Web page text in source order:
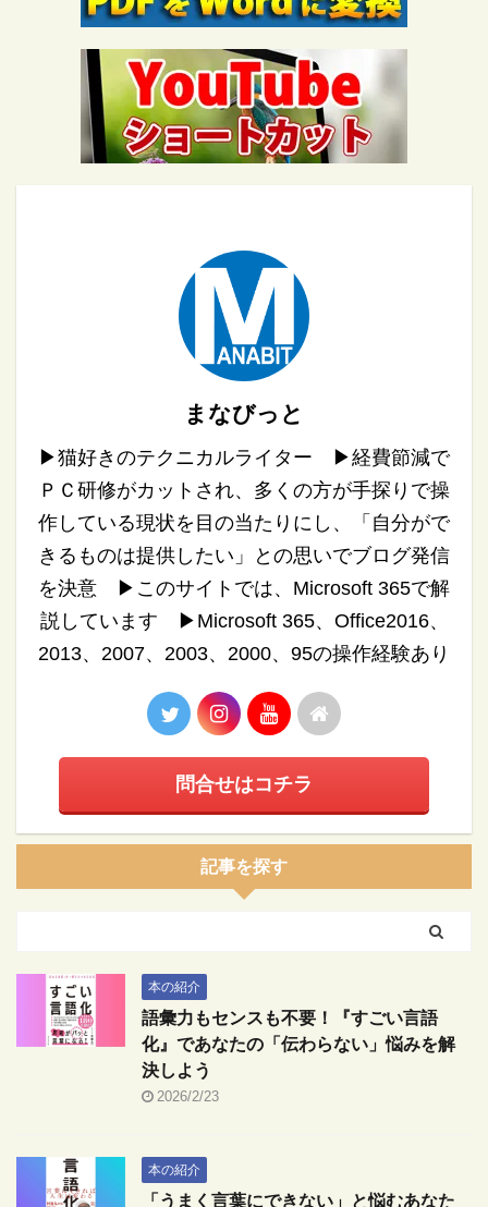
まなびっと
▶︎猫好きのテクニカルライター ▶︎経費節減で
ＰＣ研修がカットされ、多くの方が手探りで操
作している現状を目の当たりにし、「自分がで
きるものは提供したい」との思いでブログ発信
を決意 ▶︎このサイトでは、Microsoft 365で解
説しています ▶︎Microsoft 365、Office2016、
2013、2007、2003、2000、95の操作経験あり
問合せはコチラ
記事を探す
本の紹介
語彙力もセンスも不要！『すごい言語
化』であなたの「伝わらない」悩みを解
決しよう
2026/2/23
本の紹介
「うまく言葉にできない」と悩むあなた